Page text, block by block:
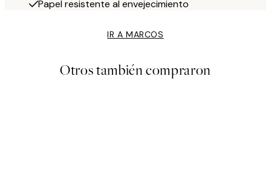
Papel resistente al envejecimiento
IR A MARCOS
Otros también compraron